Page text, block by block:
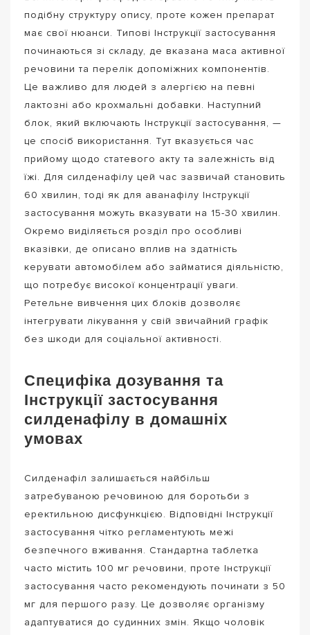
подібну структуру опису, проте кожен препарат
має свої нюанси. Типові Інструкції застосування
починаються зі складу, де вказана маса активної
речовини та перелік допоміжних компонентів.
Це важливо для людей з алергією на певні
лактозні або крохмальні добавки. Наступний
блок, який включають Інструкції застосування, —
це спосіб використання. Тут вказується час
прийому щодо статевого акту та залежність від
їжі. Для силденафілу цей час зазвичай становить
60 хвилин, тоді як для аванафілу Інструкції
застосування можуть вказувати на 15-30 хвилин.
Окремо виділяється розділ про особливі
вказівки, де описано вплив на здатність
керувати автомобілем або займатися діяльністю,
що потребує високої концентрації уваги.
Ретельне вивчення цих блоків дозволяє
інтегрувати лікування у свій звичайний графік
без шкоди для соціальної активності.
Специфіка дозування та
Інструкції застосування
силденафілу в домашніх
умовах
Силденафіл залишається найбільш
затребуваною речовиною для боротьби з
еректильною дисфункцією. Відповідні Інструкції
застосування чітко регламентують межі
безпечного вживання. Стандартна таблетка
часто містить 100 мг речовини, проте Інструкції
застосування часто рекомендують починати з 50
мг для першого разу. Це дозволяє організму
адаптуватися до судинних змін. Якщо чоловік